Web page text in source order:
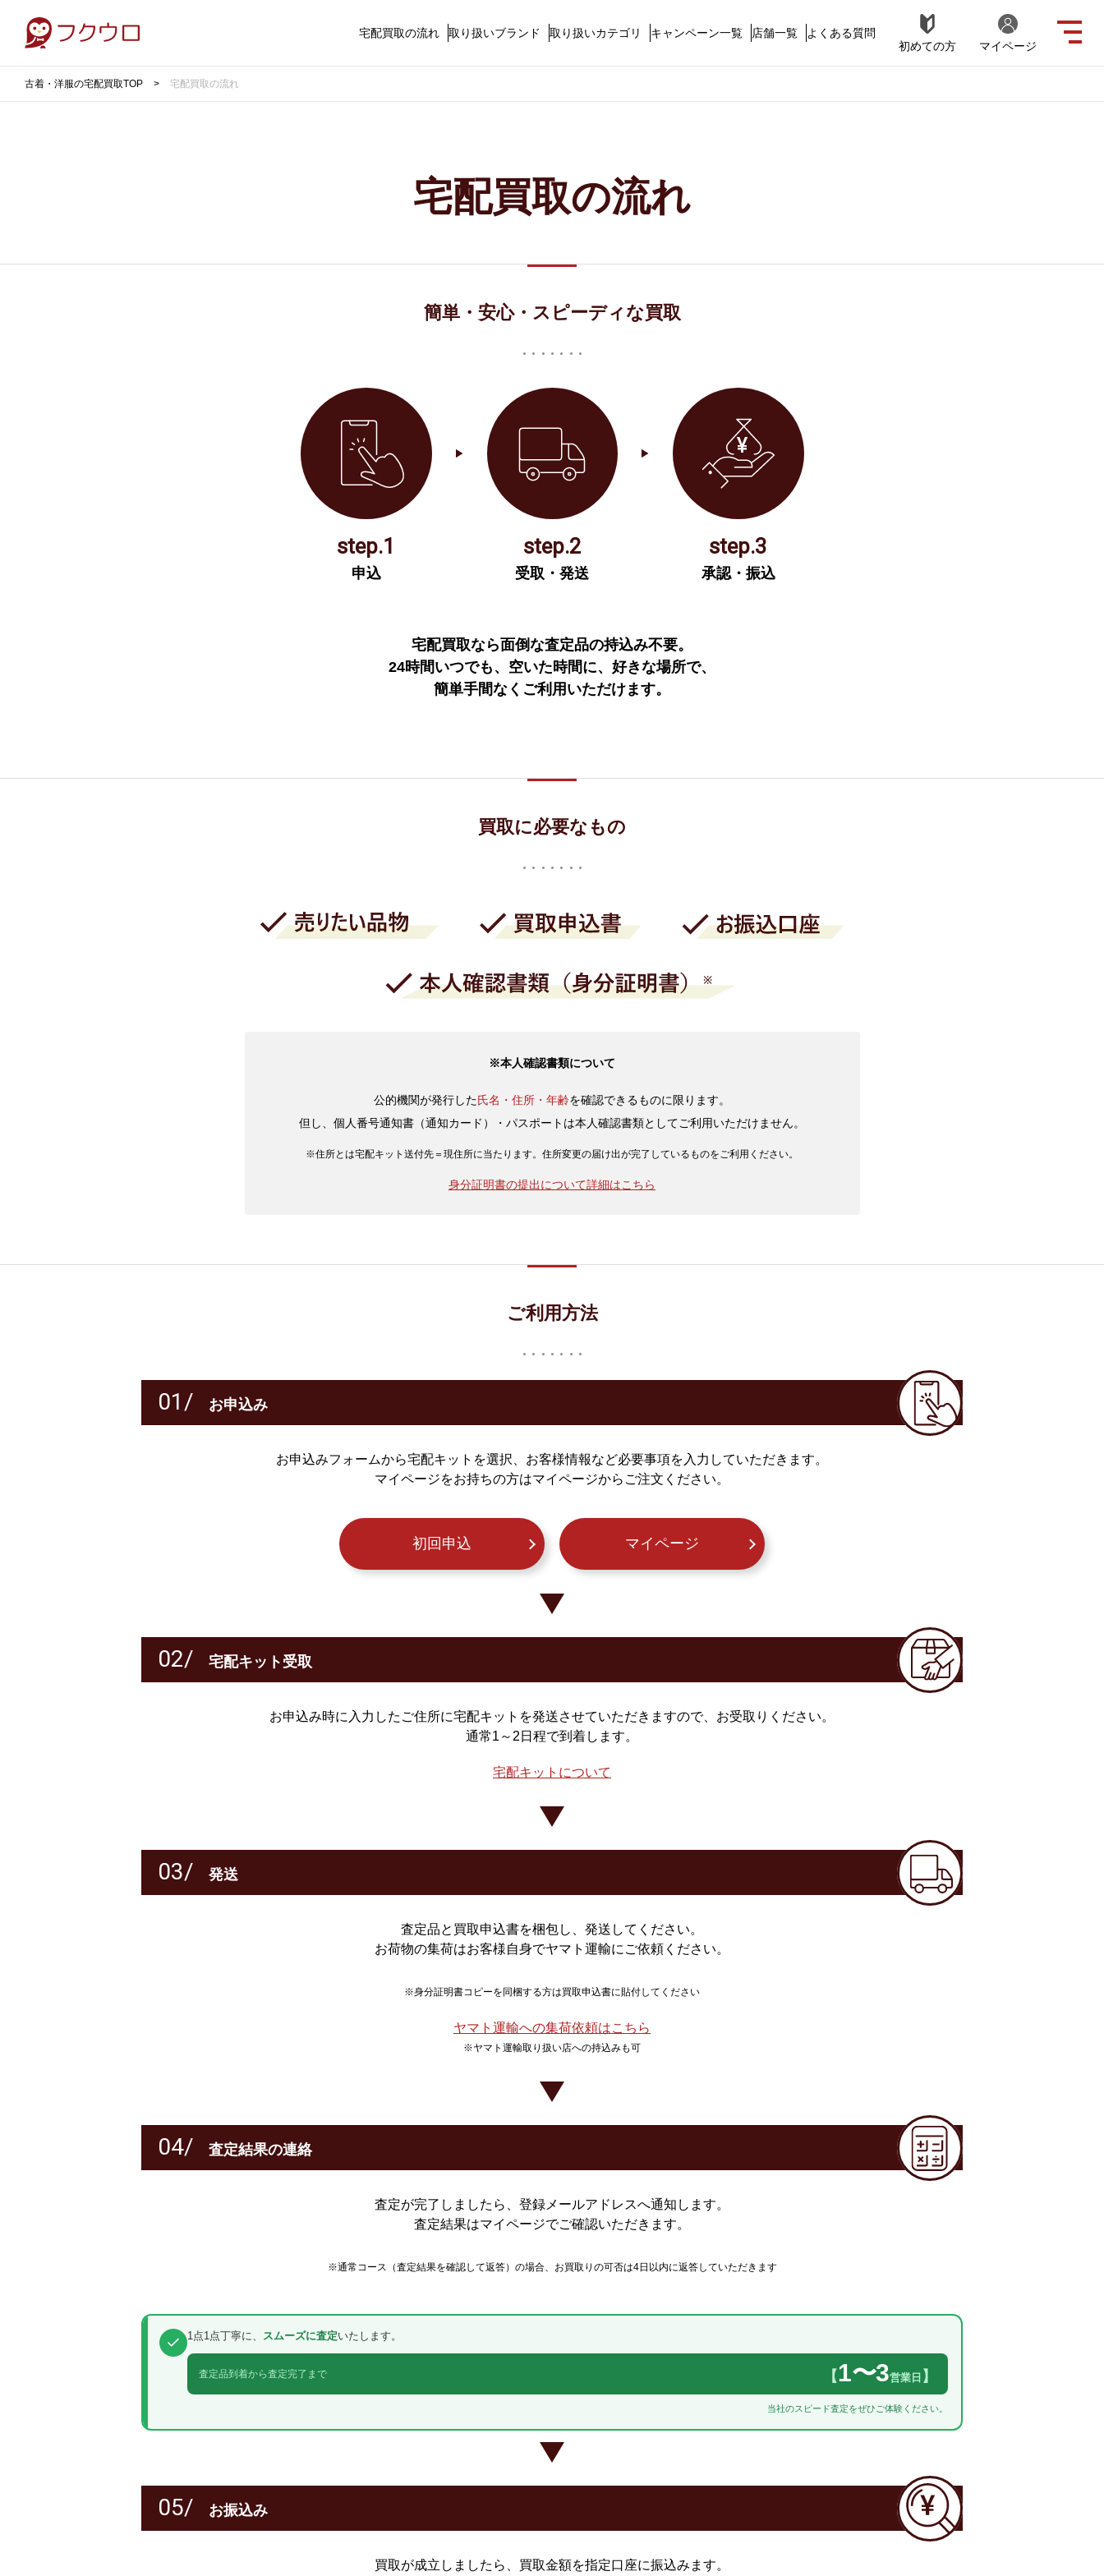
宅配買取の流れ 取り扱いブランド 取り扱いカテゴリ キャンペーン一覧 店舗一覧
よくある質問
初めての方
マイページ
古着・洋服の宅配買取TOP 宅配買取の流れ
宅配買取の流れ
簡単・安心・スピーディな買取
step.1
申込
step.2
受取・発送
step.3
承認・振込
宅配買取なら面倒な査定品の持込み不要。
24時間いつでも、空いた時間に、好きな場所で、
簡単手間なくご利用いただけます。
買取に必要なもの
※本人確認書類について
公的機関が発行した氏名・住所・年齢を確認できるものに限ります。
但し、個人番号通知書（通知カード）・パスポートは本人確認書類としてご利用いただけません。
※住所とは宅配キット送付先＝現住所に当たります。住所変更の届け出が完了しているものをご利用ください。
身分証明書の提出について詳細はこちら
ご利用方法
01/ お申込み
お申込みフォームから宅配キットを選択、お客様情報など必要事項を入力していただきます。
マイページをお持ちの方はマイページからご注文ください。
初回申込 マイページ
02/ 宅配キット受取
お申込み時に入力したご住所に宅配キットを発送させていただきますので、お受取りください。
通常1～2日程で到着します。
宅配キットについて
03/ 発送
査定品と買取申込書を梱包し、発送してください。
お荷物の集荷はお客様自身でヤマト運輸にご依頼ください。
※身分証明書コピーを同梱する方は買取申込書に貼付してください
ヤマト運輸への集荷依頼はこちら
※ヤマト運輸取り扱い店への持込みも可
04/ 査定結果の連絡
査定が完了しましたら、登録メールアドレスへ通知します。
査定結果はマイページでご確認いただきます。
※通常コース（査定結果を確認して返答）の場合、お買取りの可否は4日以内に返答していただきます
1点1点丁寧に、 スムーズに査定いたします。
査定品到着から査定完了まで 【1〜3営業日 】
当社のスピード査定をぜひご体験ください。
05/ お振込み
買取が成立しましたら、買取金額を指定口座に振込みます。